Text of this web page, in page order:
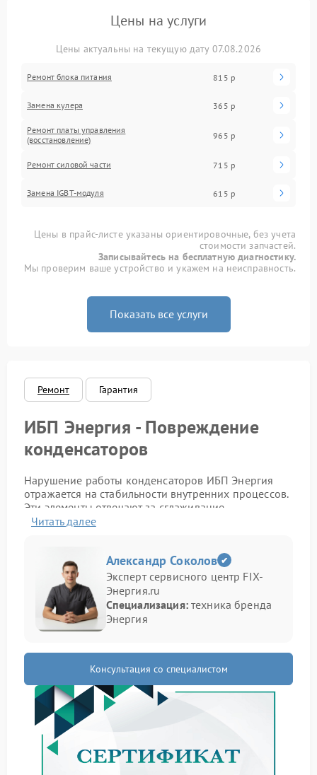
Цены на услуги
Цены актуальны на текущую дату 07.08.2026
Ремонт блока питания 815 р
Замена кулера 365 р
Ремонт платы управления
(восстановление)
965 р
Ремонт силовой части 715 р
Замена IGBT-модуля 615 р
Цены в прайс-листе указаны ориентировочные, без учета
стоимости запчастей.
Записывайтесь на бесплатную диагностику.
Мы проверим ваше устройство и укажем на неисправность.
Показать все услуги
Ремонт Гарантия
ИБП Энергия - Повреждение
конденсаторов
Нарушение работы конденсаторов ИБП Энергия
отражается на стабильности внутренних процессов.
Эти элементы отвечают за сглаживание
напряжения, и при их износе устройство начинает
Как распознать проблему
Поврежденные конденсаторы дают о себе знать
через ряд признаков, которые легко заметить в
повседневной работе.
Перегрев при длительной работе
Самопроизвольное отключение
Иногда добавляется запах нагрева, что указывает
на износ компонентов.
Практические советы
Читать далее
Александр Соколов
Эксперт сервисного центр FIX-
Энергия.ru
Специализация:техника бренда
Энергия
Консультация со специалистом